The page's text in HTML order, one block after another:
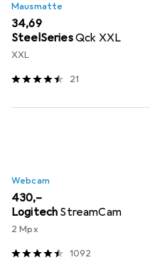
Mausmatte
EUR
34,69
SteelSeriesQck XXL
XXL
21
Webcam
EUR
430,–
Logitech StreamCam
2 Mpx
1092